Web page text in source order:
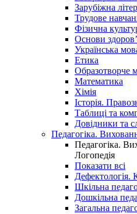
Зарубіжна
Трудове
Фізична
Основи
Українська
Етика
Образотворче
Математика
Хімія
Історія.
Таблиці та
Довідники та
Педагогіка.
Педагогіка.
Логопедія
Показати всі
Дефектологія.
Шкільна
Дошкільна
Загальна